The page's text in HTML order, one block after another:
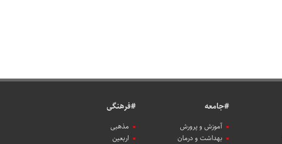
#جامعه
آموزش و پرورش
بهداشت و درمان
#فرهنگی
مذهبی
اربعین